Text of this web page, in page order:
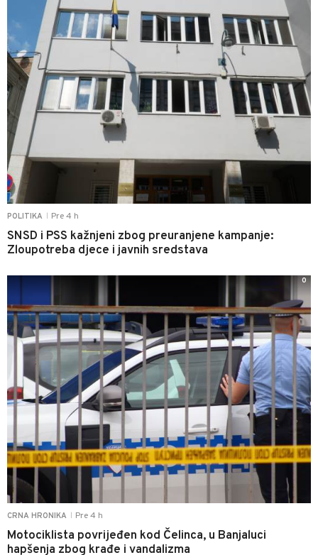
POLITIKA Pre 4 h
SNSD i PSS kažnjeni zbog preuranjene kampanje:
Zloupotreba djece i javnih sredstava
CRNA HRONIKA Pre 4 h
Motociklista povrijeđen kod Čelinca, u Banjaluci
hapšenja zbog krađe i vandalizma
0